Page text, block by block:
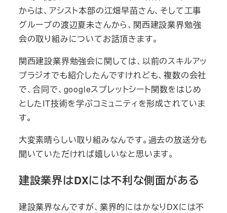
からは、アシスト本部の江畑早苗さん、そして工事
グループの渡辺夏未さんから、関西建設業界勉強
会の取り組みについてお話頂きます。
関西建設業界勉強会に関しては、以前のスキルアッ
プラジオでも紹介したんですけれども、複数の会社
で、合同で、googleスプレットシート関数をはじめ
としたIT技術を学ぶコミュニティを形成されていま
す。
大変素晴らしい取り組みなんです。過去の放送分も
聞いていただければ嬉しいなと思います。
建設業界はDXには不利な側面がある
建設業界なんですが、業界的にはかなりDXには不